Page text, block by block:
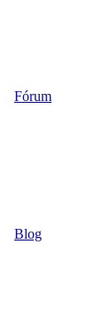
Fórum
Blog